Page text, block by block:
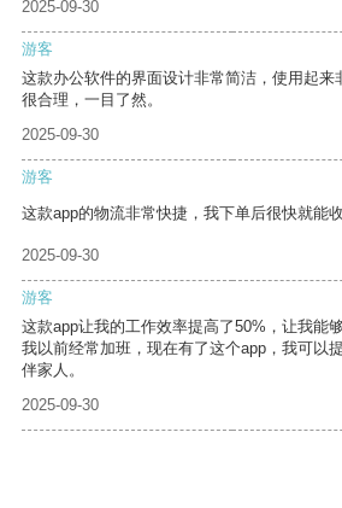
2025-09-30
游客
这款办公软件的界面设计非常简洁，使用起来
很合理，一目了然。
2025-09-30
游客
这款app的物流非常快捷，我下单后很快就能收
2025-09-30
游客
这款app让我的工作效率提高了50%，让我能
我以前经常加班，现在有了这个app，我可以
伴家人。
2025-09-30